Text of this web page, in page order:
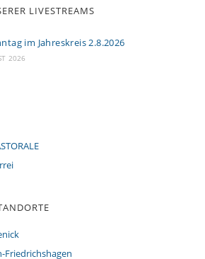
LIVESTREAMS
im Jahreskreis 2.8.2026
2026
Friedrichshagen